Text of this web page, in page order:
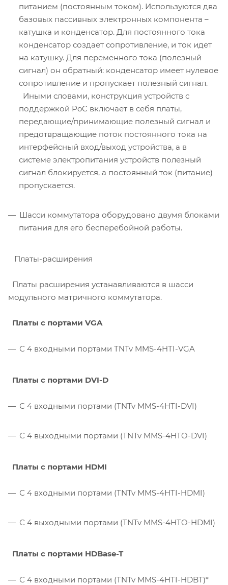
питанием (постоянным током). Используются два
базовых пассивных электронных компонента –
катушка и конденсатор. Для постоянного тока
конденсатор создает сопротивление, и ток идет
на катушку. Для переменного тока (полезный
сигнал) он обратный: конденсатор имеет нулевое
сопротивление и пропускает полезный сигнал.
Иными словами, конструкция устройств с
поддержкой PoC включает в себя платы,
передающие/принимающие полезный сигнал и
предотвращающие поток постоянного тока на
интерфейсный вход/выход устройства, а в
системе электропитания устройств полезный
сигнал блокируется, а постоянный ток (питание)
пропускается.
Шасси коммутатора оборудовано двумя блоками
питания для его бесперебойной работы.
Платы-расширения
Платы расширения устанавливаются в шасси
модульного матричного коммутатора.
Платы с портами VGA
С 4 входными портами TNTv MMS-4HTI-VGA
Платы с портами DVI-D
С 4 входными портами (TNTv MMS-4HTI-DVI)
С 4 выходными портами (TNTv MMS-4HTO-DVI)
Платы с портами HDMI
С 4 входными портами (TNTv MMS-4HTI-HDMI)
С 4 выходными портами (TNTv MMS-4HTO-HDMI)
Платы с портами HDBase-T
С 4 входными портами (TNTv MMS-4HTI-HDBT)*